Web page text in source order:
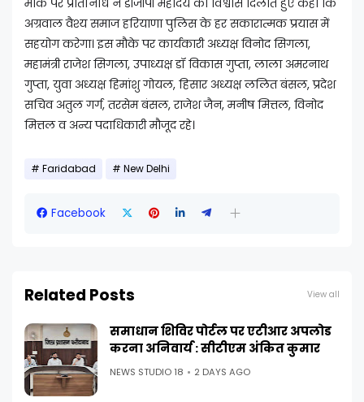
अग्रवाल वैश्य समाज हरियाणा पुलिस के हर सकारात्मक प्रयास में
सहयोग करेगा। इस मौके पर कार्यकारी अध्यक्ष विनोद सिगला,
महामंत्री राजेश सिगला, उपाध्यक्ष डॉ विकास गुप्ता, लाला अमरनाथ
गुप्ता, युवा अध्यक्ष हिमांशु गोयल, हिसार अध्यक्ष ललित बंसल, प्रदेश
सचिव अतुल गर्ग, तरसेम बंसल, राजेश जैन, मनीष मित्तल, विनोद
मित्तल व अन्य पदाधिकारी मौजूद रहे।
Faridabad New Delhi
Facebook
Related Posts View all
समाधान शिविर पोर्टल पर एटीआर अपलोड
करना अनिवार्य : सीटीएम अंकित कुमार
NEWS STUDIO 18 2 DAYS AGO